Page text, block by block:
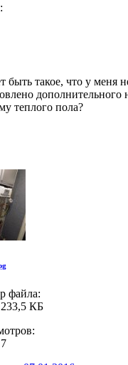
быть такое, что у меня
дополнительного
теплого пола?
файла:
233,5 КБ
7